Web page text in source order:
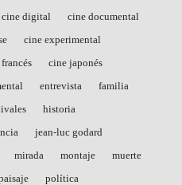
cine digital
cine documental
cine experimental
cine japonés
entrevista
familia
historia
jean-luc godard
mirada montaje
muerte
política